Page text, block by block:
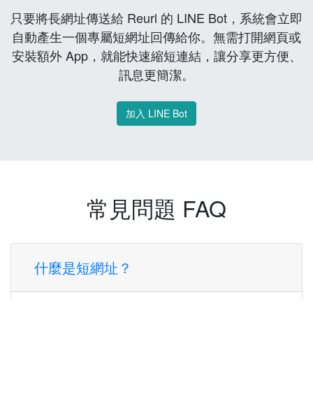
只要將長網址傳送給 Reurl 的 LINE Bot，系統會立即
自動產生一個專屬短網址回傳給你。無需打開網頁或
安裝額外 App，就能快速縮短連結，讓分享更方便、
訊息更簡潔。
加入 LINE Bot
常見問題 FAQ
什麼是短網址？